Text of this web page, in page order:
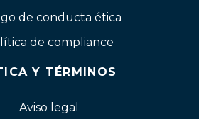
de conducta ética
de compliance
Y TÉRMINOS
Aviso legal